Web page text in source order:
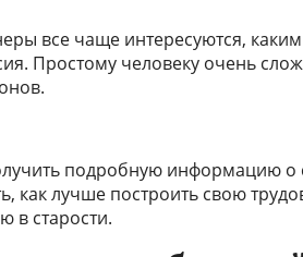
все чаще интересуются,
Простому человеку очень
подробную информацию о
как лучше построить свою
в старости.